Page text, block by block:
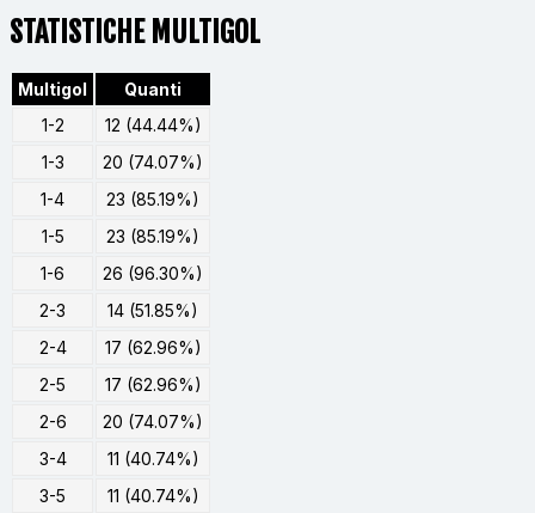
STATISTICHE MULTIGOL
Multigol
Quanti
1-2
12 (44.44%)
1-3
20 (74.07%)
1-4
23 (85.19%)
1-5
23 (85.19%)
1-6
26 (96.30%)
2-3
14 (51.85%)
2-4
17 (62.96%)
2-5
17 (62.96%)
2-6
20 (74.07%)
3-4
11 (40.74%)
3-5
11 (40.74%)